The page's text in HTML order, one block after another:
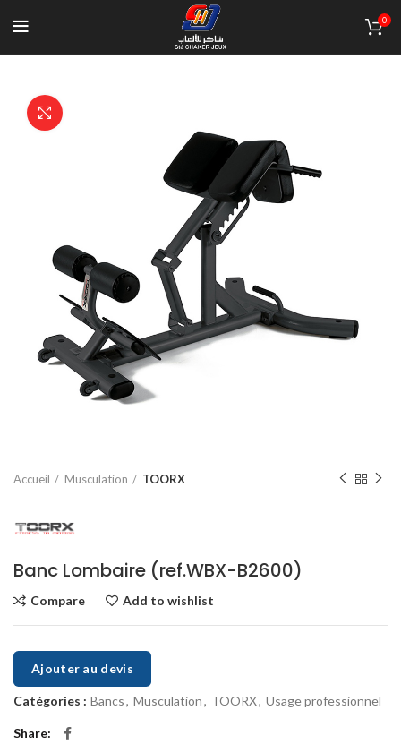
0
Accueil Musculation TOORX
Banc Lombaire (ref.WBX-B2600)
Compare Add to wishlist
Ajouter au devis
Catégories : Bancs, Musculation, TOORX, Usage professionnel
Share